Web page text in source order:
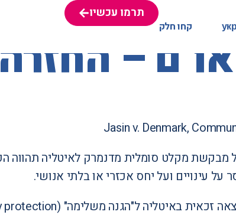
קחו חלק
תרמו עכשיו
קחו חלק
תרמו עכשיו
– החזרה
Jasin v. Denmark,
על עינויים ועל יחס אכזרי או בלתי אנושי.